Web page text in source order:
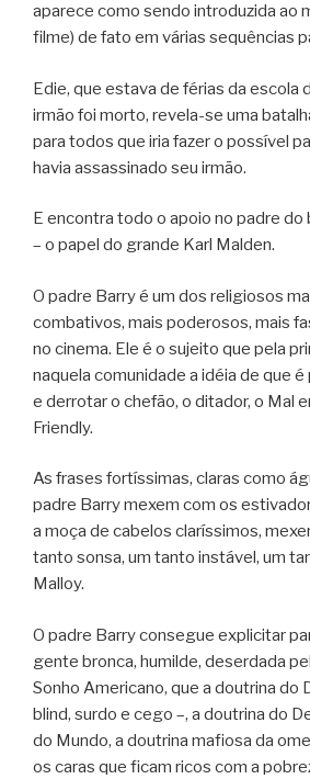
aparece como sendo introduzida ao
filme) de fato em várias sequências
Edie, que estava de férias da escola
irmão foi morto, revela-se uma
para todos que iria fazer o possível
havia assassinado seu irmão.
E encontra todo o apoio no padre do
– o papel do grande Karl Malden.
O padre Barry é um dos religiosos
combativos, mais poderosos, mais
no cinema. Ele é o sujeito que pela
naquela comunidade a idéia de que
e derrotar o chefão, o ditador, o Mal
Friendly.
As frases fortíssimas, claras como
padre Barry mexem com os
a moça de cabelos claríssimos,
tanto sonsa, um tanto instável, um
Malloy.
O padre Barry consegue explicitar
gente bronca, humilde, deserdada
Sonho Americano, que a doutrina do
blind, surdo e cego –, a doutrina do
do Mundo, a doutrina mafiosa da
os caras que ficam ricos com a